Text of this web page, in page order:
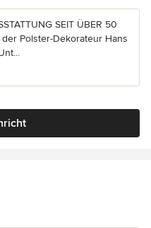
SEIT ÜBER 50
Polster-Dekorateur Hans
5 Sternen